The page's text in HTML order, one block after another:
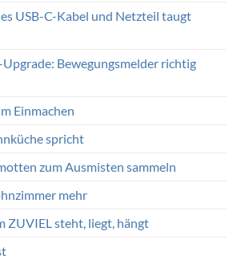
USB-C-Kabel und Netzteil taugt
Bewegungsmelder richtig
Einmachen
spricht
zum Ausmisten sammeln
mehr
ZUVIEL steht, liegt, hängt